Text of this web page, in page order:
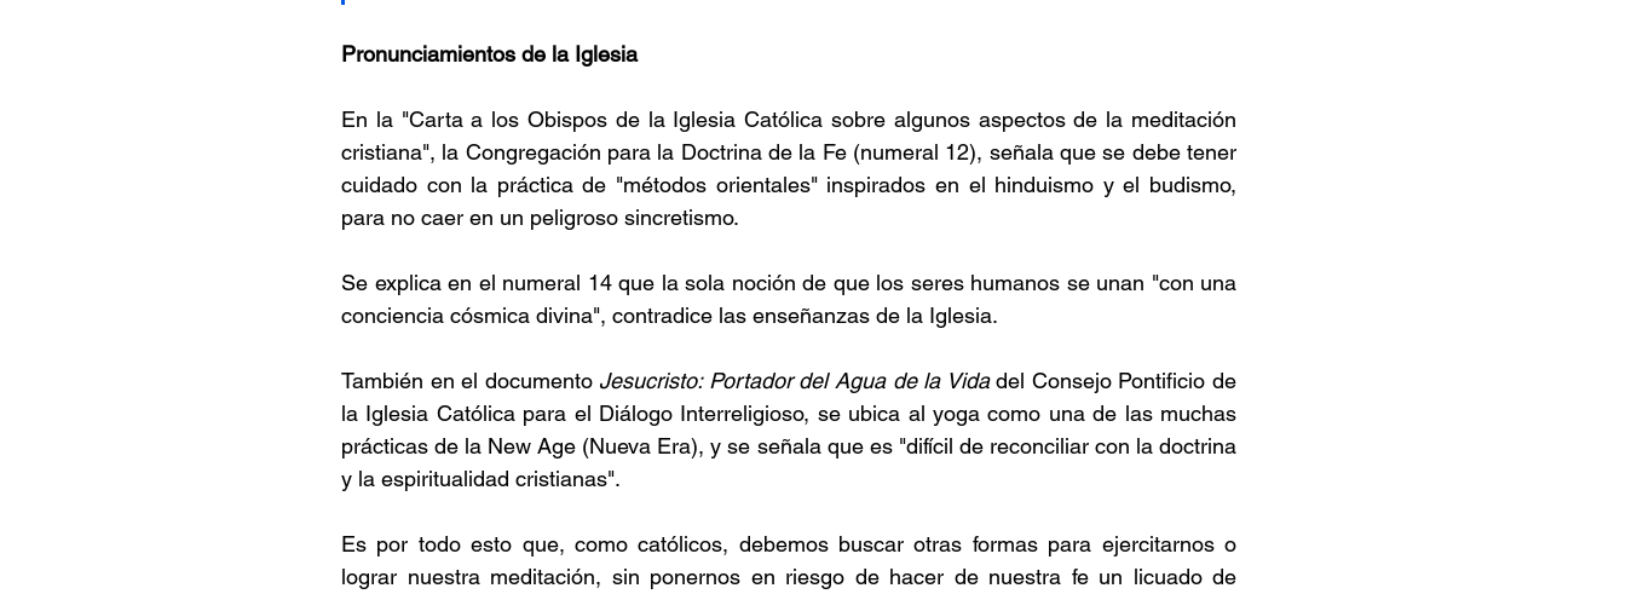
Pronunciamientos de la Iglesia
En la "Carta a los Obispos de la Iglesia Católica sobre algunos aspectos de la meditación
cristiana", la Congregación para la Doctrina de la Fe (numeral 12), señala que se debe tener
cuidado con la práctica de "métodos orientales" inspirados en el hinduismo y el budismo,
para no caer en un peligroso sincretismo.
Se explica en el numeral 14 que la sola noción de que los seres humanos se unan "con una
conciencia cósmica divina", contradice las enseñanzas de la Iglesia.
También en el documento Jesucristo: Portador del Agua de la Vida del Consejo Pontificio de
la Iglesia Católica para el Diálogo Interreligioso, se ubica al yoga como una de las muchas
prácticas de la New Age (Nueva Era), y se señala que es "difícil de reconciliar con la doctrina
y la espiritualidad cristianas".
Es por todo esto que, como católicos, debemos buscar otras formas para ejercitarnos o
lograr nuestra meditación, sin ponernos en riesgo de hacer de nuestra fe un licuado de